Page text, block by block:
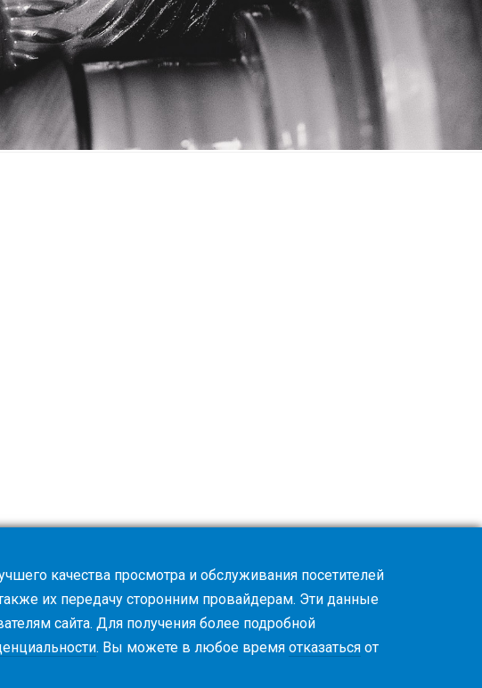
качества просмотра и обслуживания посетителей
их передачу сторонним провайдерам. Эти данные
сайта. Для получения более подробной
. Вы можете в любое время отказаться от